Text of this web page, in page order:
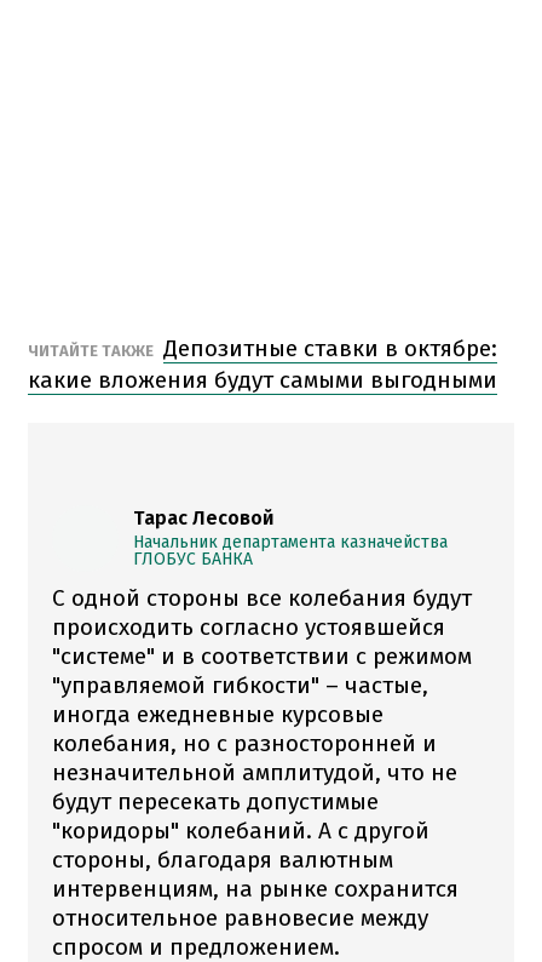
ЧИТАЙТЕ ТАКЖЕ Депозитные ставки в октябре:
какие вложения будут самыми выгодными
Тарас Лесовой
Начальник департамента казначейства
ГЛОБУС БАНКА
С одной стороны все колебания будут
происходить согласно устоявшейся
"системе" и в соответствии с режимом
"управляемой гибкости" – частые,
иногда ежедневные курсовые
колебания, но с разносторонней и
незначительной амплитудой, что не
будут пересекать допустимые
"коридоры" колебаний. А с другой
стороны, благодаря валютным
интервенциям, на рынке сохранится
относительное равновесие между
спросом и предложением.